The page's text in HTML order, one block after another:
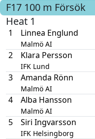
F17 100 m Försök
Heat 1
1
Linnea Englund
Malmö AI
2 Klara Persson
IFK Lund
3 Amanda Rönn
Malmö AI
4 Alba Hansson
Malmö AI
5 Siri Ingvarsson
IFK Helsingborg